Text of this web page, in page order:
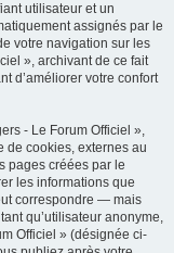
utilisateur et un
assignés par le
votre navigation sur les
», archivant de ce fait
d’améliorer votre confort
- Le Forum Officiel »,
de cookies, externes au
pages créées par le
les informations que
correspondre — mais
qu’utilisateur anonyme,
Officiel » (désignée ci-